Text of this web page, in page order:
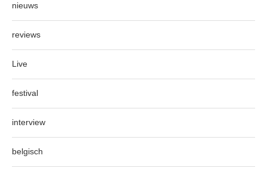
nieuws
reviews
Live
festival
interview
belgisch